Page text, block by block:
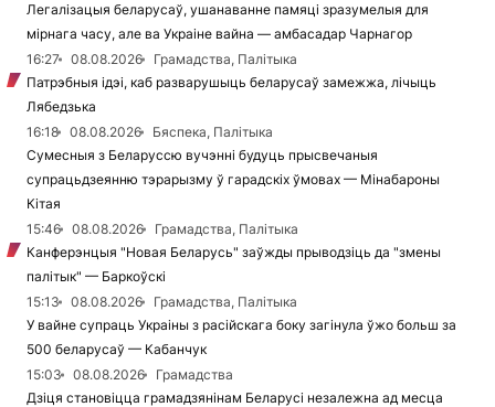
Легалізацыя беларусаў, ушанаванне памяці зразумелыя для
мірнага часу, але ва Украіне вайна — амбасадар Чарнагор
16:27
08.08.2026
Грамадства, Палітыка
Патрэбныя ідэі, каб разварушыць беларусаў замежжа, лічыць
Лябедзька
16:18
08.08.2026
Бяспека, Палітыка
Сумесныя з Беларуссю вучэнні будуць прысвечаныя
супрацьдзеянню тэрарызму ў гарадскіх ўмовах — Мінабароны
Кітая
15:46
08.08.2026
Грамадства, Палітыка
Канферэнцыя "Новая Беларусь" заўжды прыводзіць да "змены
палітык" — Баркоўскі
15:13
08.08.2026
Грамадства, Палітыка
У вайне супраць Украіны з расійскага боку загінула ўжо больш за
500 беларусаў — Кабанчук
15:03
08.08.2026
Грамадства
Дзіця становіцца грамадзянінам Беларусі незалежна ад месца